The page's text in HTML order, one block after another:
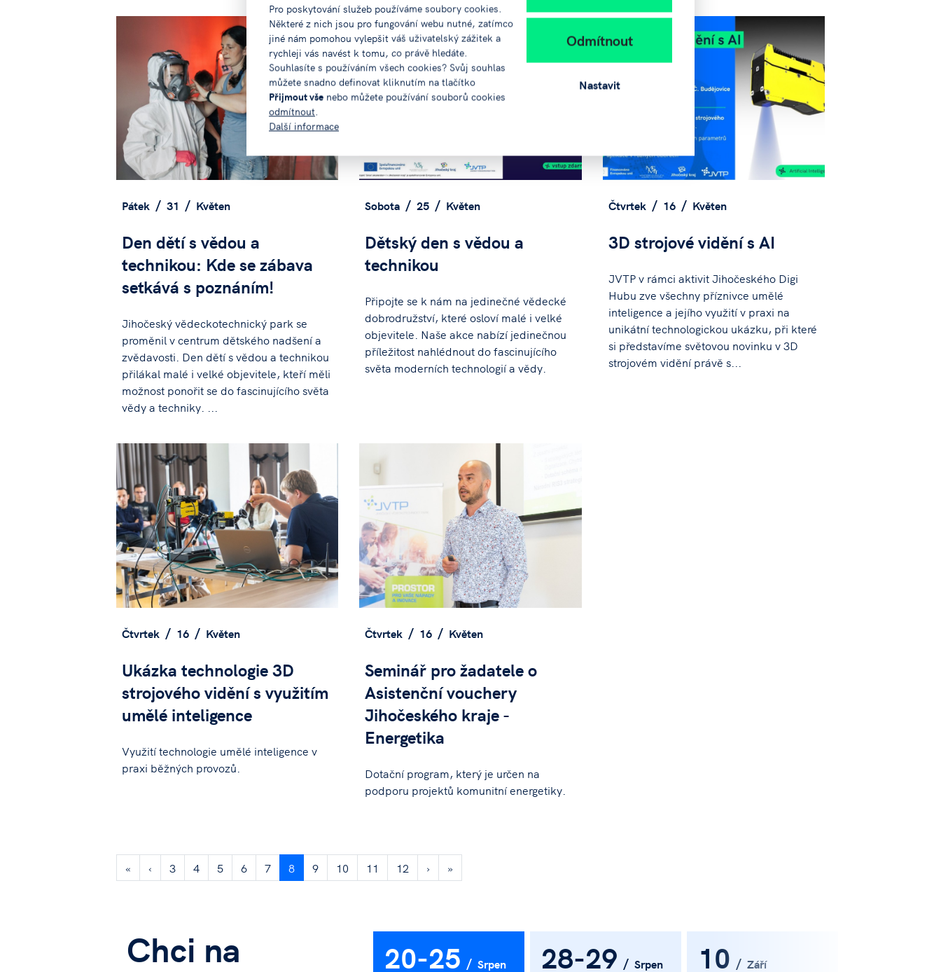
Pro poskytování služeb používáme soubory cookies.
Některé z nich jsou pro fungování webu nutné, zatímco
jiné nám pomohou vylepšit váš uživatelský zážitek a
rychleji vás navést k tomu, co právě hledáte.
Souhlasíte s používáním všech cookies? Svůj souhlas
můžete snadno definovat kliknutím na tlačítko
Přijmout vše nebo můžete používání souborů cookies
odmítnout.
Další informace
Odmítnout
Nastavit
Pátek 31 Květen
Den dětí s vědou a
technikou: Kde se zábava
setkává s poznáním!
Jihočeský vědeckotechnický park se
proměnil v centrum dětského nadšení a
zvědavosti. Den dětí s vědou a technikou
přilákal malé i velké objevitele, kteří měli
možnost ponořit se do fascinujícího světa
vědy a techniky. ...
Sobota 25 Květen
Dětský den s vědou a
technikou
Připojte se k nám na jedinečné vědecké
dobrodružství, které osloví malé i velké
objevitele. Naše akce nabízí jedinečnou
příležitost nahlédnout do fascinujícího
světa moderních technologií a vědy.
Čtvrtek 16 Květen
3D strojové vidění s AI
JVTP v rámci aktivit Jihočeského Digi
Hubu zve všechny příznivce umělé
inteligence a jejího využití v praxi na
unikátní technologickou ukázku, při které
si představíme světovou novinku v 3D
strojovém vidění právě s...
Čtvrtek 16 Květen
Ukázka technologie 3D
strojového vidění s využitím
umělé inteligence
Využití technologie umělé inteligence v
praxi běžných provozů.
Čtvrtek 16 Květen
Seminář pro žadatele o
Asistenční vouchery
Jihočeského kraje -
Energetika
Dotační program, který je určen na
podporu projektů komunitní energetiky.
« ‹ 3 4 5 6 7 8 9 10 11 12 › »
Chci na 20-25 Srpen 28-29 Srpen 10 Září